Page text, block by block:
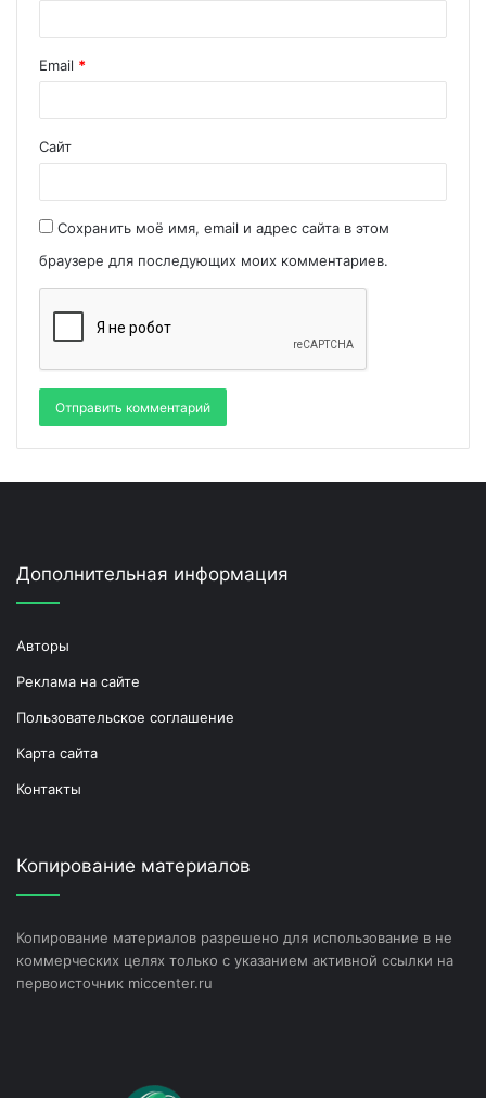
Email *
Сайт
Сохранить моё имя, email и адрес сайта в этом
браузере для последующих моих комментариев.
Дополнительная информация
Авторы
Реклама на сайте
Пользовательское соглашение
Карта сайта
Контакты
Копирование материалов
Копирование материалов разрешено для использование в не
коммерческих целях только с указанием активной ссылки на
первоисточник miccenter.ru